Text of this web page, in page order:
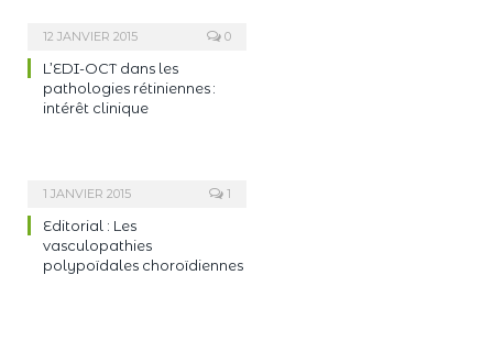
12 JANVIER 2015 0
L’EDI-OCT dans les
pathologies rétiniennes :
intérêt clinique
1 JANVIER 2015 1
Editorial : Les
vasculopathies
polypoïdales choroïdiennes